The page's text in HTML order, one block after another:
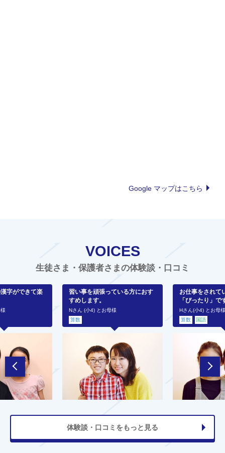
Google マップはこちら
VOICES
生徒さま・保護者さまの体験談・口コミ
字ができて楽
習い事を頑張っている方におす
すめします。
Nさん (小4) とお母様
算数
お仕事をされて
「ぴったり」で
Hさん(小4) とお母
算数
国語
体験談・口コミをもっと見る